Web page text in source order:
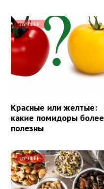
ЛУЧШЕЕ
Красные или желтые:
какие помидоры более
полезны
ЛУЧШЕЕ